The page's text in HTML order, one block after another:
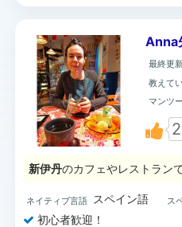
Anna
最終更
教えて
マンツ
2
新伊丹のカフェやレストラン
ネイティブ言語 スペイン語 ス
初心者歓迎！